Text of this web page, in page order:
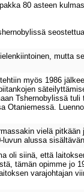
80 asteen
mutta
myös 1986
Tshernobylissä
Otaniemessä.
vielä
alussa
oli siinä, että
tämän opimme jo
varajohtajan